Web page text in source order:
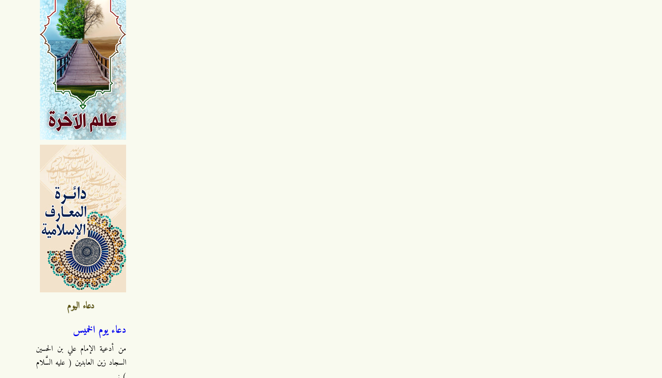
دعاء اليوم
دعاء يوم الخميس
من أدعية الإمام علي بن الحسين
السجاد زين العابدين ( عليه السَّلام